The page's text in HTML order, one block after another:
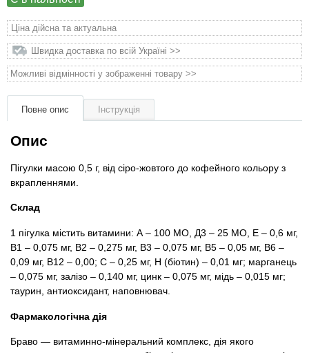
Ціна дійсна та актуальна
Швидка доставка по всій Україні >>
Можливі відмінності у зображенні товару >>
Повне опис Інструкція
Опис
Пігулки масою 0,5 г, від сіро-жовтого до кофейного кольору з
вкрапленнями.
Склад
1 пігулка містить витамини: А – 100 МО, Д3 – 25 МО, Е – 0,6 мг,
В1 – 0,075 мг, В2 – 0,275 мг, В3 – 0,075 мг, В5 – 0,05 мг, В6 –
0,09 мг, В12 – 0,00; С – 0,25 мг, Н (біотин) – 0,01 мг; марганець
– 0,075 мг, залізо – 0,140 мг, цинк – 0,075 мг, мідь – 0,015 мг;
таурин, антиоксидант, наповнювач.
Фармакологічна дія
Браво — витаминно-мінеральний комплекс, дія якого
Товари для голубів
Товари для гризунів
Товари для коней
Хозряд - господарчі товари оптом
Архів / Знято з виробництва